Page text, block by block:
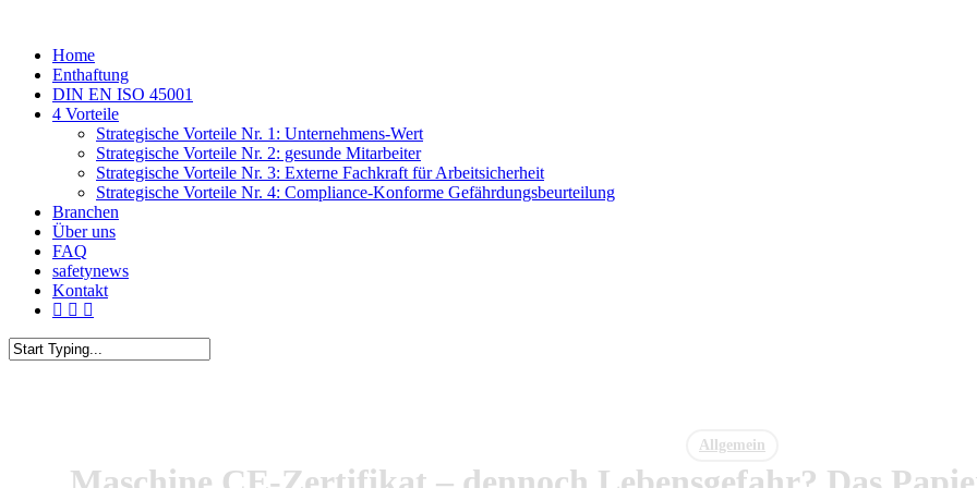
main
content
Menu
Home
Enthaftung
DIN EN ISO 45001
4 Vorteile
Strategische Vorteile Nr. 1: Unternehmens-Wert
Strategische Vorteile Nr. 2: gesunde Mitarbeiter
Strategische Vorteile Nr. 3: Externe Fachkraft für Arbeitsicherheit
Strategische Vorteile Nr. 4: Compliance-Konforme Gefährdungsbeurteilung
Branchen
Über uns
FAQ
safetynews
Kontakt
linkedin
phone
email
Allgemein